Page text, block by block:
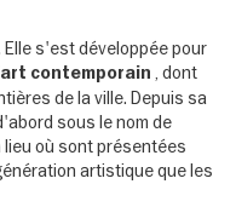
Elle s'est développée pour
contemporain , dont
de la ville. Depuis sa
sous le nom de
lieu où sont présentées
artistique que les